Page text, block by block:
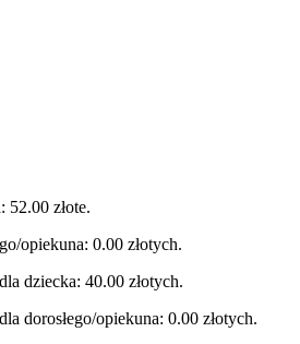
52.00 złote.
opiekuna: 0.00 złotych.
dziecka: 40.00 złotych.
dorosłego/opiekuna: 0.00 złotych.